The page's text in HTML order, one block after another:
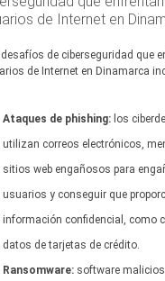
de Internet en
desafíos de ciberseguridad que
de Internet en Dinamarca
Ataques de phishing: los
utilizan correos electrónicos,
sitios web engañosos para
usuarios y conseguir que
información confidencial, como
datos de tarjetas de crédito.
Ransomware: software